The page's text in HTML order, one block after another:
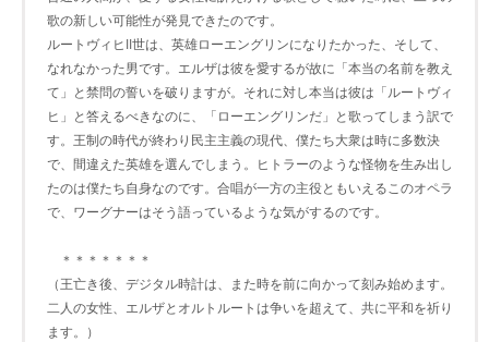
歌の新しい可能性が発見できたのです。
ルートヴィヒII世は、英雄ローエングリンになりたかった、そして、
なれなかった男です。エルザは彼を愛するが故に「本当の名前を教え
て」と禁問の誓いを破りますが。それに対し本当は彼は「ルートヴィ
ヒ」と答えるべきなのに、「ローエングリンだ」と歌ってしまう訳で
す。王制の時代が終わり民主主義の現代、僕たち大衆は時に多数決
で、間違えた英雄を選んでしまう。ヒトラーのような怪物を生み出し
たのは僕たち自身なのです。合唱が一方の主役ともいえるこのオペラ
で、ワーグナーはそう語っているような気がするのです。
＊＊＊＊＊＊＊
（王亡き後、デジタル時計は、また時を前に向かって刻み始めます。
二人の女性、エルザとオルトルートは争いを超えて、共に平和を祈り
ます。）